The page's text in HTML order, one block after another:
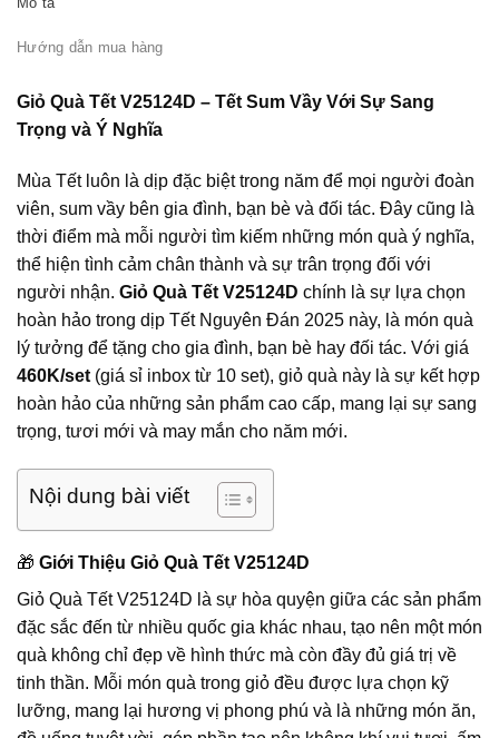
Hướng dẫn mua hàng
Giỏ Quà Tết V25124D – Tết Sum Vầy Với Sự Sang
Trọng và Ý Nghĩa
Mùa Tết luôn là dịp đặc biệt trong năm để mọi người đoàn
viên, sum vầy bên gia đình, bạn bè và đối tác. Đây cũng là
thời điểm mà mỗi người tìm kiếm những món quà ý nghĩa,
thể hiện tình cảm chân thành và sự trân trọng đối với
người nhận. Giỏ Quà Tết V25124D chính là sự lựa chọn
hoàn hảo trong dịp Tết Nguyên Đán 2025 này, là món quà
lý tưởng để tặng cho gia đình, bạn bè hay đối tác. Với giá
460K/set (giá sỉ inbox từ 10 set), giỏ quà này là sự kết hợp
hoàn hảo của những sản phẩm cao cấp, mang lại sự sang
trọng, tươi mới và may mắn cho năm mới.
Nội dung bài viết
🎁 Giới Thiệu Giỏ Quà Tết V25124D
Giỏ Quà Tết V25124D là sự hòa quyện giữa các sản phẩm
đặc sắc đến từ nhiều quốc gia khác nhau, tạo nên một món
quà không chỉ đẹp về hình thức mà còn đầy đủ giá trị về
tinh thần. Mỗi món quà trong giỏ đều được lựa chọn kỹ
lưỡng, mang lại hương vị phong phú và là những món ăn,